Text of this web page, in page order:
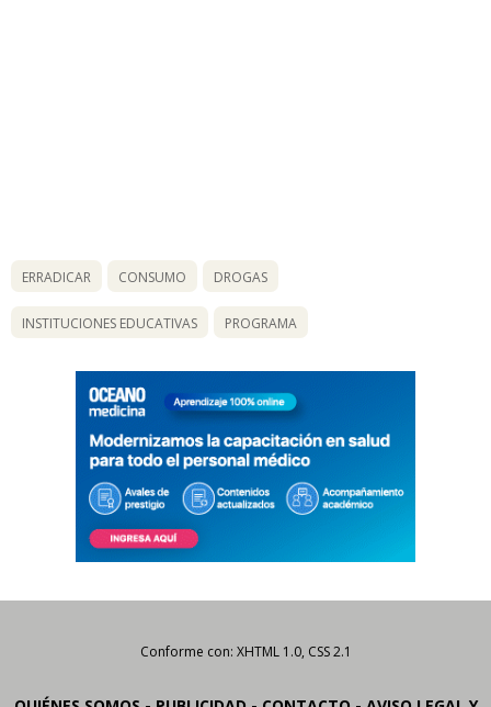
ERRADICAR CONSUMO DROGAS
INSTITUCIONES EDUCATIVAS PROGRAMA
Conforme con: XHTML 1.0, CSS 2.1